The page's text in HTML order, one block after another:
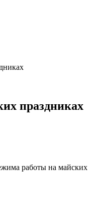
праздниках
работы на майских